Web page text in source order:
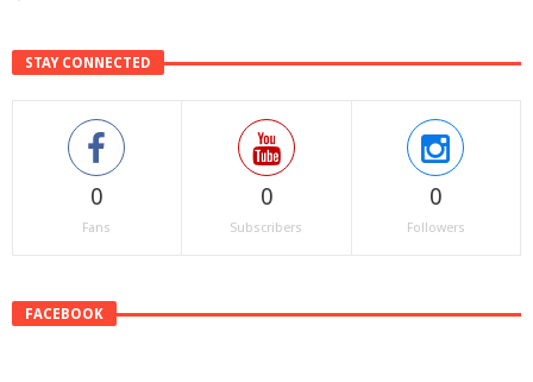
STAY CONNECTED
0
Fans
0
Subscribers
0
Followers
FACEBOOK